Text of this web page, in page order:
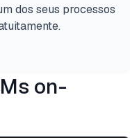
dos seus processos
on-